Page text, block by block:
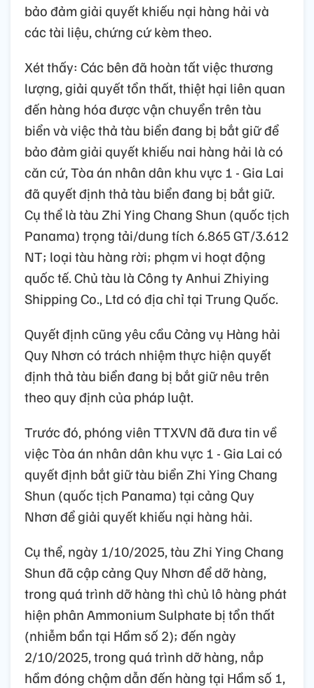
bảo đảm giải quyết khiếu nại hàng hải và
các tài liệu, chứng cứ kèm theo.
Xét thấy: Các bên đã hoàn tất việc thương
lượng, giải quyết tổn thất, thiệt hại liên quan
đến hàng hóa được vận chuyển trên tàu
biển và việc thả tàu biển đang bị bắt giữ để
bảo đảm giải quyết khiếu nai hàng hải là có
căn cứ, Tòa án nhân dân khu vực 1 - Gia Lai
đã quyết định thả tàu biển đang bị bắt giữ.
Cụ thể là tàu Zhi Ying Chang Shun (quốc tịch
Panama) trọng tải/dung tích 6.865 GT/3.612
NT; loại tàu hàng rời; phạm vi hoạt động
quốc tế. Chủ tàu là Công ty Anhui Zhiying
Shipping Co., Ltd có địa chỉ tại Trung Quốc.
Quyết định cũng yêu cầu Cảng vụ Hàng hải
Quy Nhơn có trách nhiệm thực hiện quyết
định thả tàu biển đang bị bắt giữ nêu trên
theo quy định của pháp luật.
Trước đó, phóng viên TTXVN đã đưa tin về
việc Tòa án nhân dân khu vực 1 - Gia Lai có
quyết định bắt giữ tàu biển Zhi Ying Chang
Shun (quốc tịch Panama) tại cảng Quy
Nhơn để giải quyết khiếu nại hàng hải.
Cụ thể, ngày 1/10/2025, tàu Zhi Ying Chang
Shun đã cập cảng Quy Nhơn để dỡ hàng,
trong quá trình dỡ hàng thì chủ lô hàng phát
hiện phân Ammonium Sulphate bị tổn thất
(nhiễm bẩn tại Hầm số 2); đến ngày
2/10/2025, trong quá trình dỡ hàng, nắp
hầm đóng chậm dẫn đến hàng tại Hầm số 1,